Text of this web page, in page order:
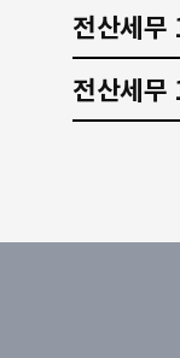
전산세무
전산세무